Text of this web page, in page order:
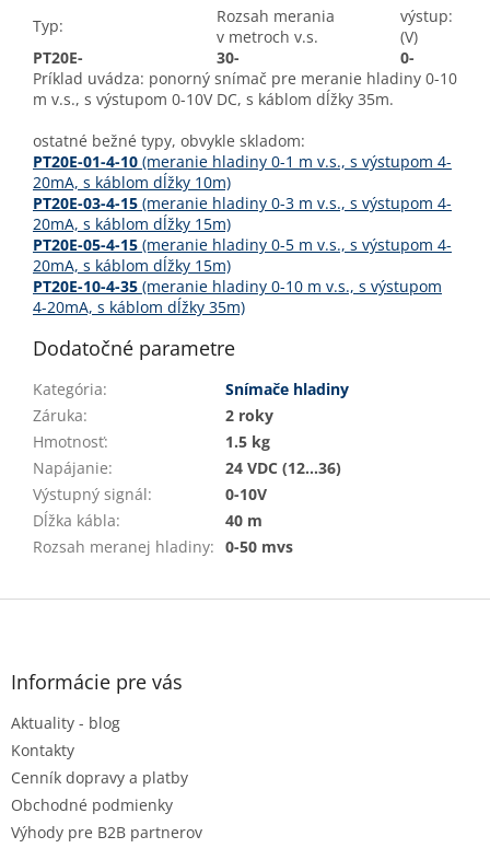
Typ:
Rozsah merania
v metroch v.s.
výstup:
(V)
PT20E-
30-
0-
Príklad uvádza: ponorný snímač pre meranie hladiny 0-10
m v.s., s výstupom 0-10V DC, s káblom dĺžky 35m.
ostatné bežné typy, obvykle skladom:
PT20E-01-4-10 (meranie hladiny 0-1 m v.s., s výstupom 4-
20mA, s káblom dĺžky 10m)
PT20E-03-4-15 (meranie hladiny 0-3 m v.s., s výstupom 4-
20mA, s káblom dĺžky 15m)
PT20E-05-4-15 (meranie hladiny 0-5 m v.s., s výstupom 4-
20mA, s káblom dĺžky 15m)
PT20E-10-4-35 (meranie hladiny 0-10 m v.s., s výstupom
4-20mA, s káblom dĺžky 35m)
Dodatočné parametre
Kategória:
Snímače hladiny
Záruka:
2 roky
Hmotnosť:
1.5 kg
Napájanie:
24 VDC (12…36)
Výstupný signál:
0-10V
Dĺžka kábla:
40 m
Rozsah meranej hladiny: 0-50 mvs
Z
Informácie pre vás
Aktuality - blog
Kontakty
Cenník dopravy a platby
Obchodné podmienky
Výhody pre B2B partnerov